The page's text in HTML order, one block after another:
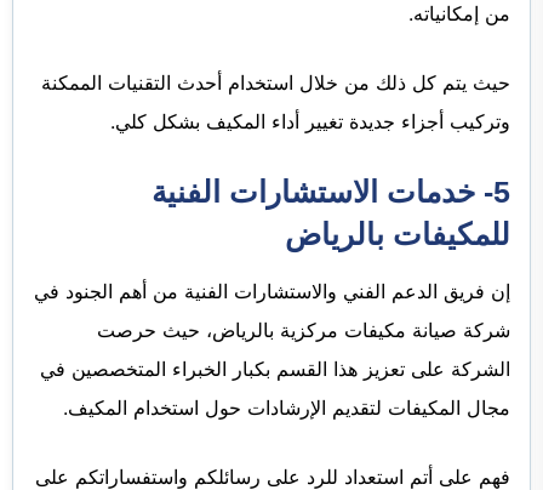
من إمكانياته.
حيث يتم كل ذلك من خلال استخدام أحدث التقنيات الممكنة
وتركيب أجزاء جديدة تغيير أداء المكيف بشكل كلي.
5- خدمات الاستشارات الفنية
للمكيفات بالرياض
إن فريق الدعم الفني والاستشارات الفنية من أهم الجنود في
شركة صيانة مكيفات مركزية بالرياض، حيث حرصت
الشركة على تعزيز هذا القسم بكبار الخبراء المتخصصين في
مجال المكيفات لتقديم الإرشادات حول استخدام المكيف.
فهم على أتم استعداد للرد على رسائلكم واستفساراتكم على